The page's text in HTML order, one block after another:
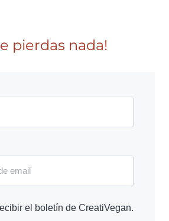
pierdas nada!
el boletín de CreatiVegan.